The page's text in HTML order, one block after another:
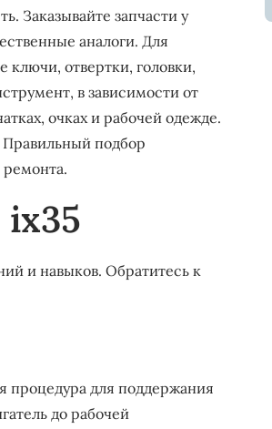
Заказывайте запчасти у
аналоги. Для
ключи, отвертки, головки,
в зависимости от
очках и рабочей одежде.
Правильный подбор
ремонта.
и навыков. Обратитесь к
процедура для поддержания
до рабочей